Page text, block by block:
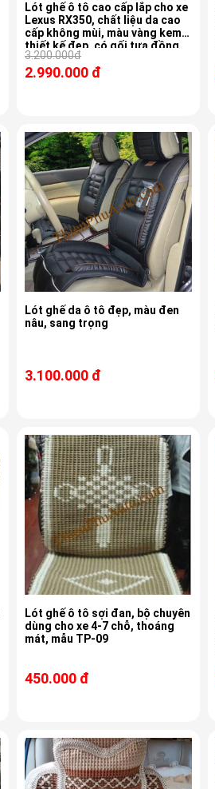
Lót ghế ô tô cao cấp lắp cho xe
Lexus RX350, chất liệu da cao
cấp không mùi, màu vàng kem,
thiết kế đẹp, có gối tựa đồng
bộ
3.200.000đ
2.990.000 đ
Lót ghế da ô tô đẹp, màu đen
nâu, sang trọng
3.100.000 đ
Lót ghế ô tô sợi đan, bộ chuyên
dùng cho xe 4-7 chỗ, thoáng
mát, mẫu TP-09
450.000 đ